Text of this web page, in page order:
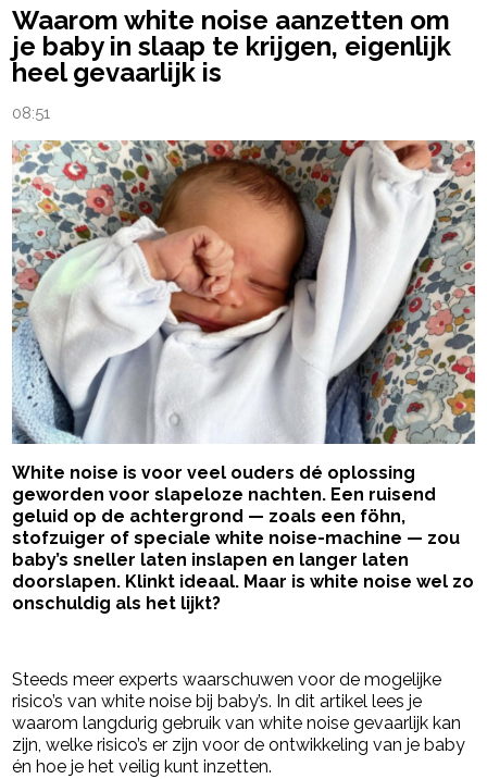
Waarom white noise aanzetten om
je baby in slaap te krijgen, eigenlijk
heel gevaarlijk is
08:51
White noise is voor veel ouders dé oplossing
geworden voor slapeloze nachten. Een ruisend
geluid op de achtergrond — zoals een föhn,
stofzuiger of speciale white noise-machine — zou
baby’s sneller laten inslapen en langer laten
doorslapen. Klinkt ideaal. Maar is white noise wel zo
onschuldig als het lijkt?
Steeds meer experts waarschuwen voor de mogelijke
risico’s van white noise bij baby’s. In dit artikel lees je
waarom langdurig gebruik van white noise gevaarlijk kan
zijn, welke risico’s er zijn voor de ontwikkeling van je baby
én hoe je het veilig kunt inzetten.